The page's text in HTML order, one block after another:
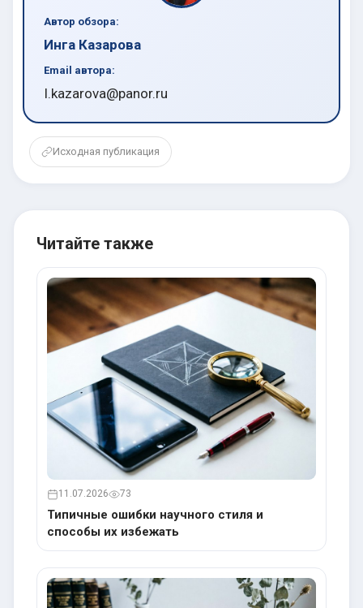
Автор обзора:
Инга Казарова
Email автора:
I.kazarova@panor.ru
Исходная публикация
Читайте также
11.07.2026 73
Типичные ошибки научного стиля и
способы их избежать